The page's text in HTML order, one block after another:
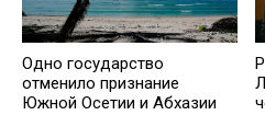
Одно государство
отменило признание
Южной Осетии и Абхазии